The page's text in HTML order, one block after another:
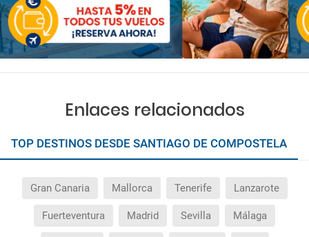
Enlaces relacionados
TOP DESTINOS DESDE SANTIAGO DE COMPOSTELA
Gran Canaria Mallorca Tenerife Lanzarote
Fuerteventura Madrid Sevilla Málaga